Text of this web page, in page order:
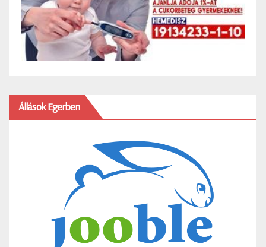
Állások Egerben